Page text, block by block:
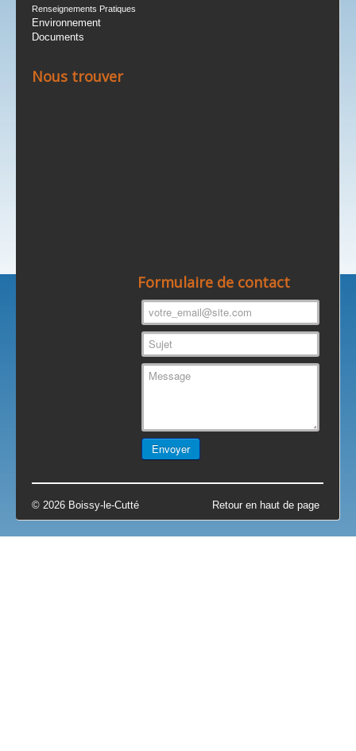
Renseignements Pratiques
Environnement
Documents
Nous trouver
Formulaire de contact
Retour en haut de page
© 2026 Boissy-le-Cutté